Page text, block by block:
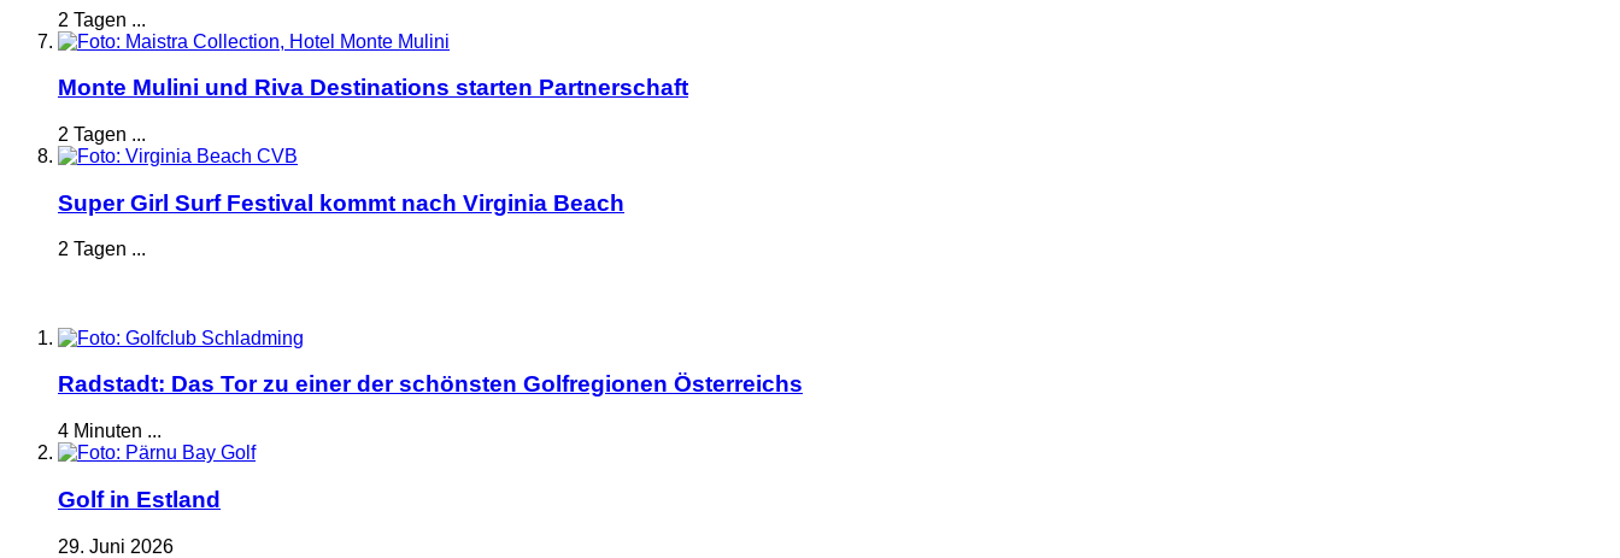
2 Tagen ...
Monte Mulini und Riva Destinations starten Partnerschaft
2 Tagen ...
Super Girl Surf Festival kommt nach Virginia Beach
2 Tagen ...
Radstadt: Das Tor zu einer der schönsten Golfregionen Österreichs
4 Minuten ...
Golf in Estland
29. Juni 2026